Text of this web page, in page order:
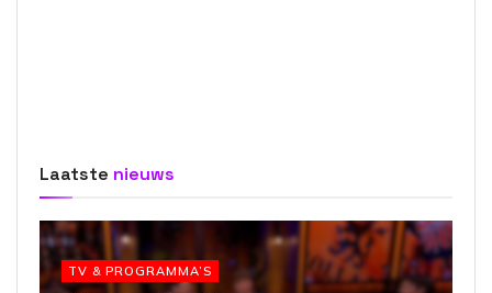
Laatste nieuws
TV & PROGRAMMA’S